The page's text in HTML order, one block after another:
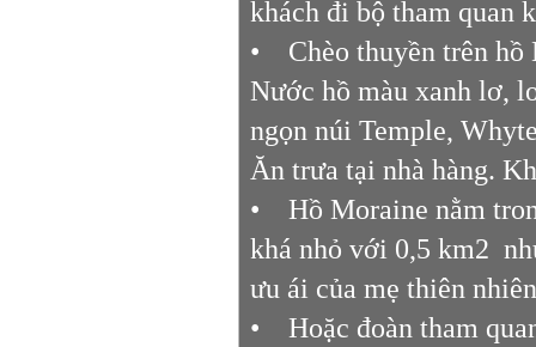
khách đi bộ tham quan
• Chèo thuyền trên hồ
Nước hồ màu xanh lơ,
ngọn núi Temple,
Ăn trưa tại nhà hàng.
• Hồ Moraine nằm
khá nhỏ với 0,5 km2
ưu ái của mẹ thiên
• Hoặc đoàn tham